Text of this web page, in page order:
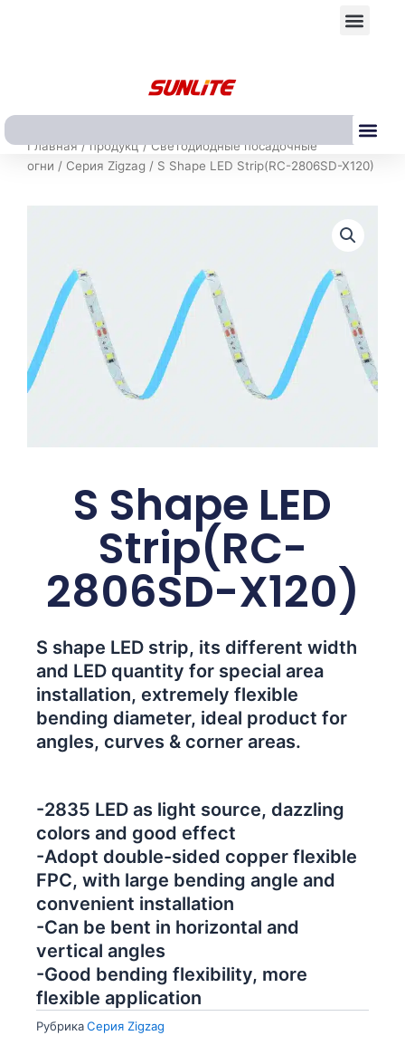
Главная/продукц/Светодиодные посадочные
огни / Серия Zigzag / S Shape LED Strip(RC-2806SD-X120)
S Shape LED
Strip(RC-
2806SD-X120)
S shape LED strip, its different width
and LED quantity for special area
installation, extremely flexible
bending diameter, ideal product for
angles, curves & corner areas.
-2835 LED as light source, dazzling
colors and good effect
-Adopt double-sided copper flexible
FPC, with large bending angle and
convenient installation
-Can be bent in horizontal and
vertical angles
-Good bending flexibility, more
flexible application
РубрикаСерия Zigzag